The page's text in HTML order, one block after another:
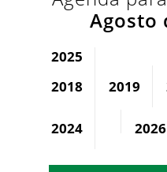
Agosto
2025
2018
2019
2024 2026